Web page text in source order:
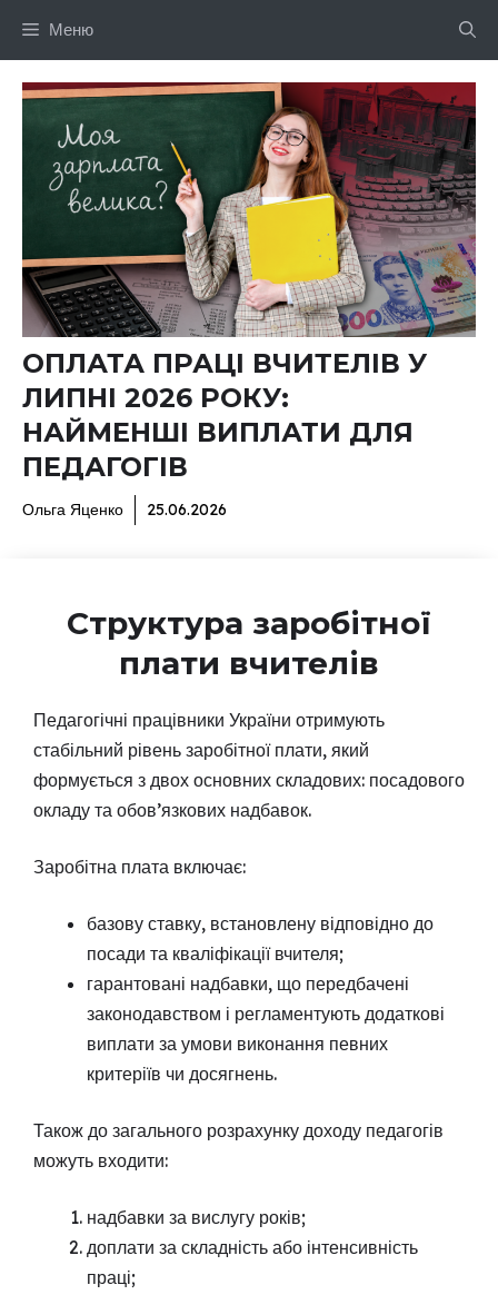
Меню
ОПЛАТА ПРАЦІ ВЧИТЕЛІВ У
ЛИПНІ 2026 РОКУ:
НАЙМЕНШІ ВИПЛАТИ ДЛЯ
ПЕДАГОГІВ
Ольга Яценко 25.06.2026
Структура заробітної
плати вчителів
Педагогічні працівники України отримують
стабільний рівень заробітної плати, який
формується з двох основних складових: посадового
окладу та обов’язкових надбавок.
Заробітна плата включає:
базову ставку, встановлену відповідно до
посади та кваліфікації вчителя;
гарантовані надбавки, що передбачені
законодавством і регламентують додаткові
виплати за умови виконання певних
критеріїв чи досягнень.
Також до загального розрахунку доходу педагогів
можуть входити:
надбавки за вислугу років;
доплати за складність або інтенсивність
праці;